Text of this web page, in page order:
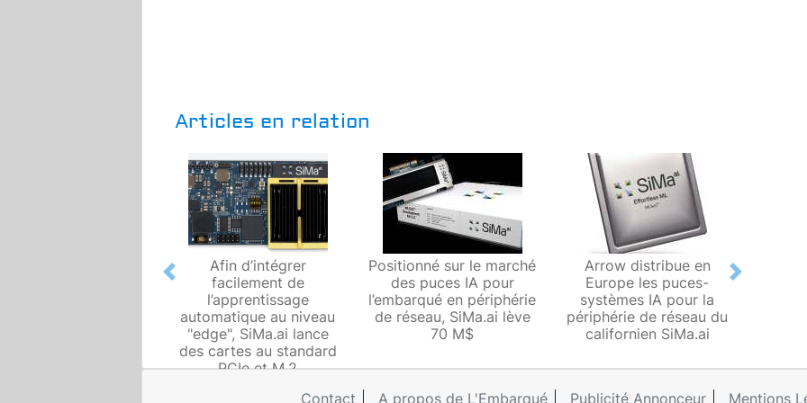
Articles en relation
Afin d’intégrer
facilement de
l’apprentissage
automatique au niveau
"edge", SiMa.ai lance
des cartes au standard
PCIe et M.2
Positionné sur le marché
des puces IA pour
l’embarqué en périphérie
de réseau, SiMa.ai lève
70 M$
Arrow distribue en
Europe les puces-
systèmes IA pour la
périphérie de réseau du
californien SiMa.ai
Previous Next
Contact A propos de L'Embarqué Publicité Annonceur Mentions